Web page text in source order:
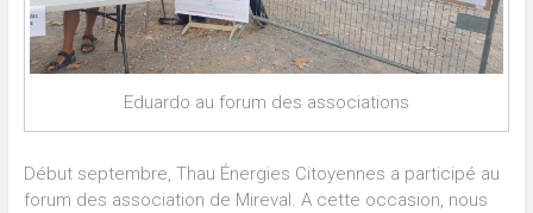
Eduardo au forum des associations
Début septembre, Thau Énergies Citoyennes a participé au
forum des association de Mireval. A cette occasion, nous